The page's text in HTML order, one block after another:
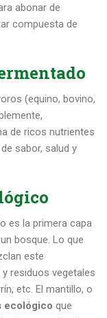
abonar de
compuesta de
(equino, bovino,
de ricos nutrientes
sabor, salud y
es la primera capa
bosque. Lo que
este
residuos vegetales
etc. El mantillo, o
ecológico que